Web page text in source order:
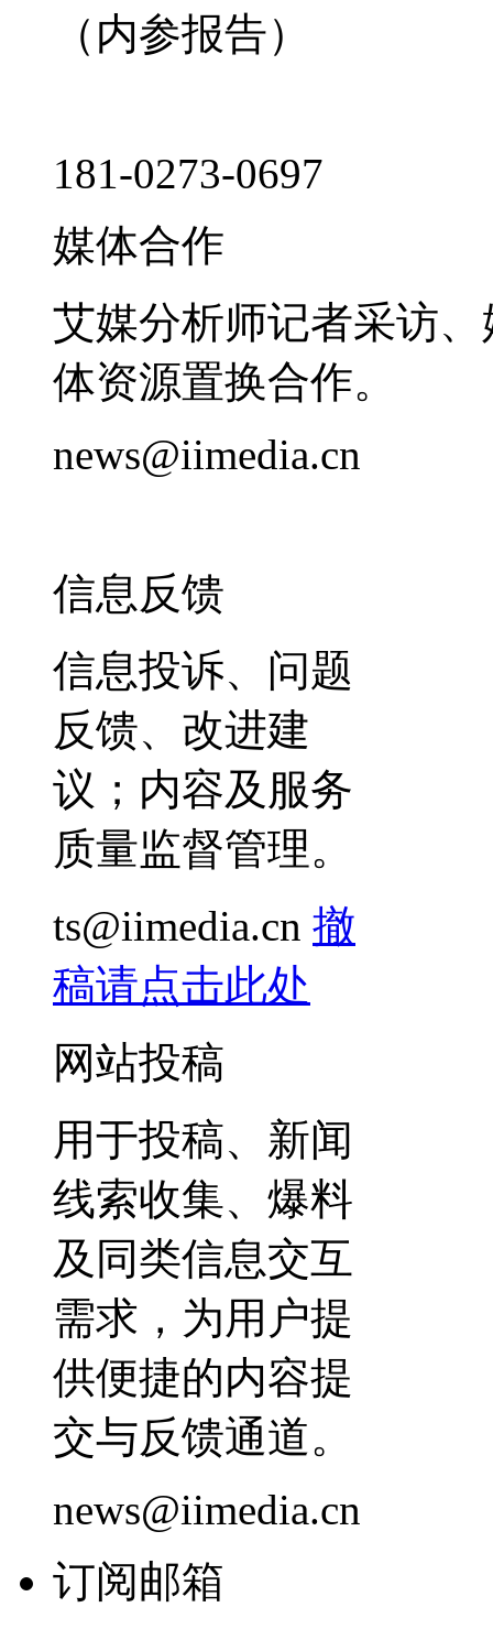
（内参报告）
181-0273-0697
媒体合作
艾媒分析师记者采访
体资源置换合作。
news@iimedia.cn
信息反馈
信息投诉、问题
反馈、改进建
议；内容及服务
质量监督管理。
ts@iimedia.cn 撤
稿请点击此处
网站投稿
用于投稿、新闻
线索收集、爆料
及同类信息交互
需求，为用户提
供便捷的内容提
交与反馈通道。
news@iimedia.cn
订阅邮箱